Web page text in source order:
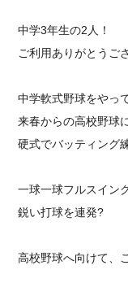
中学3年生の2人！
ご利用ありがとうご
中学軟式野球をやっ
来春からの高校野球
硬式でバッティング
一球一球フルスイン
鋭い打球を連発?
高校野球へ向けて、